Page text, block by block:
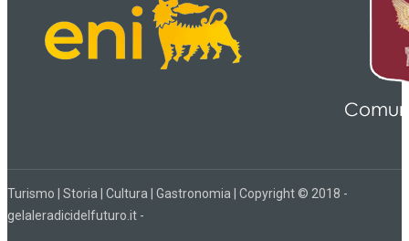
Turismo | Storia | Cultura | Gastronomia | Copyright © 2018 -
gelaleradicidelfuturo.it -